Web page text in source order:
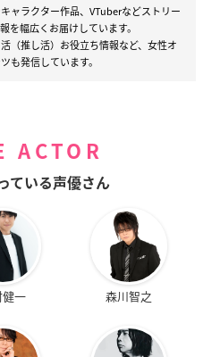
ャラクター作品、VTuberなどストリー
を幅広くお届けしています。
（推し活）お役立ち情報など、女性オ
も発信しています。
ACTOR
ている声優さん
一 森川智之